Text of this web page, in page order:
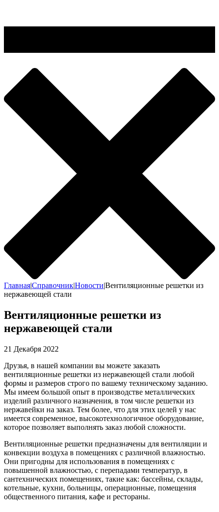
Главная|Справочник|Новости|Вентиляционные решетки из
нержавеющей стали
Вентиляционные решетки из
нержавеющей стали
21 Декабря 2022
Друзья, в нашей компании вы можете заказать
вентиляционные решетки из нержавеющей стали любой
формы и размеров строго по вашему техническому заданию.
Мы имеем большой опыт в производстве металлических
изделий различного назначения, в том числе решетки из
нержавейки на заказ. Тем более, что для этих целей у нас
имеется современное, высокотехнологичное оборудование,
которое позволяет выполнять заказ любой сложности.
Вентиляционные решетки предназначены для вентиляции и
конвекции воздуха в помещениях с различной влажностью.
Они пригодны для использования в помещениях с
повышенной влажностью, с перепадами температур, в
сантехнических помещениях, такие как: бассейны, склады,
котельные, кухни, больницы, операционные, помещения
общественного питания, кафе и рестораны.